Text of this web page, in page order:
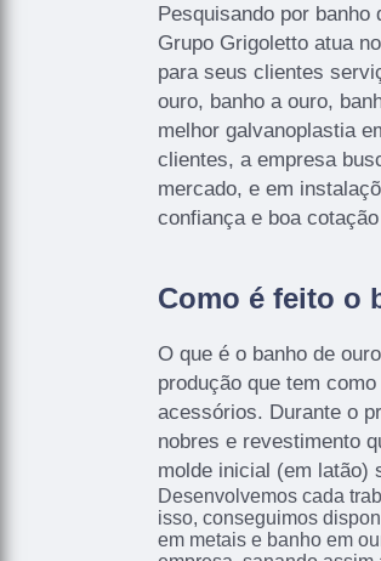
Pesquisando por banho
Grupo Grigoletto atua
para seus clientes
ouro, banho a ouro,
melhor galvanoplastia
clientes, a empresa
mercado, e em
confiança e boa
Como é feito o
O que é o banho de
produção que tem
acessórios. Durante o
nobres e revestimento
molde inicial (em latão)
Desenvolvemos cada
isso, conseguimos
em metais e banho em